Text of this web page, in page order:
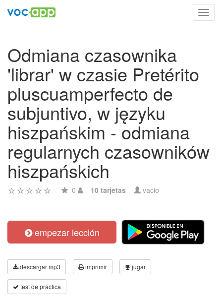
Odmiana czasownika
'librar' w czasie Pretérito
pluscuamperfecto de
subjuntivo, w języku
hiszpańskim - odmiana
regularnych czasowników
hiszpańskich
0 10 tarjetas vacio
empezar lección
descargar mp3 imprimir jugar
test de práctica